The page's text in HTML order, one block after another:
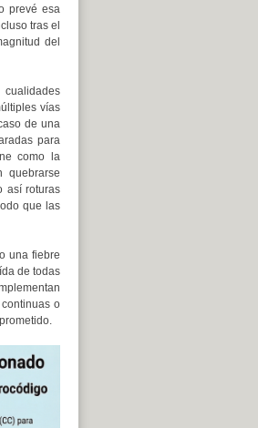
prevé esa
tras el
del
vías
de una
para
como la
así roturas
que las
una fiebre
de todas
o